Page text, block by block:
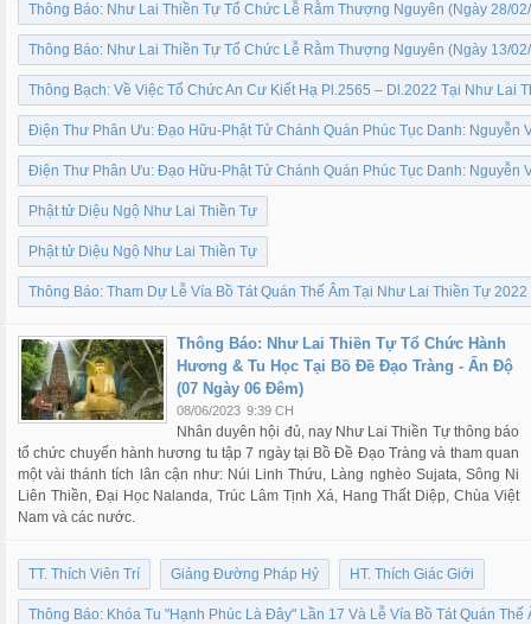
Thông Báo: Như Lai Thiền Tự Tổ Chức Lễ Rằm Thượng Nguyên (Ngày 28/
Thông Báo: Như Lai Thiền Tự Tổ Chức Lễ Rằm Thượng Nguyên (Ngày 13/
Thông Bạch: Về Việc Tổ Chức An Cư Kiết Hạ Pl.2565 – Dl.2022 Tại Như Lai
Điện Thư Phân Ưu: Đạo Hữu-Phật Tử Chánh Quán Phúc Tục Danh: Nguyễn
Điện Thư Phân Ưu: Đạo Hữu-Phật Tử Chánh Quán Phúc Tục Danh: Nguyễn
Phật tử Diệu Ngộ Như Lai Thiền Tự
Phật tử Diệu Ngộ Như Lai Thiền Tự
Thông Báo: Tham Dự Lễ Vía Bồ Tát Quán Thế Âm Tại Như Lai Thiền Tự 2022
Thông Báo: Như Lai Thiền Tự Tổ Chức Hành
Hương & Tu Học Tại Bồ Đề Đạo Tràng - Ấn Độ
(07 Ngày 06 Đêm)
08/06/2023 9:39 CH
Nhân duyên hội đủ, nay Như Lai Thiền Tự thông báo
tổ chức chuyến hành hương tu tập 7 ngày tại Bồ Đề Đạo Tràng và tham quan
một vài thánh tích lân cận như: Núi Linh Thứu, Làng nghèo Sujata, Sông Ni
Liên Thiền, Đại Học Nalanda, Trúc Lâm Tịnh Xá, Hang Thất Diệp, Chùa Việt
Nam và các nước.
TT. Thích Viên Trí Giảng Đường Pháp Hỷ HT. Thích Giác Giới
Thông Báo: Khóa Tu "Hạnh Phúc Là Đây" Lần 17 Và Lễ Vía Bồ Tát Quán Thế